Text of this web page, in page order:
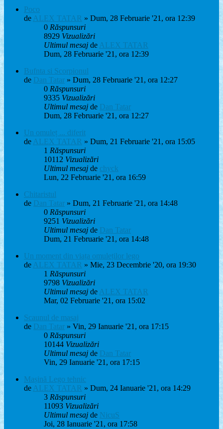
Poco
de ALEX TATAR » Dum, 28 Februarie '21, ora 12:39
0 Răspunsuri
8929 Vizualizări
Ultimul mesaj de ALEX TATAR
Dum, 28 Februarie '21, ora 12:39
Bufnta si Scorpionul
de Dan Tatar » Dum, 28 Februarie '21, ora 12:27
0 Răspunsuri
9335 Vizualizări
Ultimul mesaj de Dan Tatar
Dum, 28 Februarie '21, ora 12:27
Un omuleț ... diferit
de ALEX TATAR » Dum, 21 Februarie '21, ora 15:05
1 Răspunsuri
10112 Vizualizări
Ultimul mesaj de chyck
Lun, 22 Februarie '21, ora 16:59
Chitaristul
de Dan Tatar » Dum, 21 Februarie '21, ora 14:48
0 Răspunsuri
9251 Vizualizări
Ultimul mesaj de Dan Tatar
Dum, 21 Februarie '21, ora 14:48
Un moment din viața omuleților lego
de ALEX TATAR » Mie, 23 Decembrie '20, ora 19:30
1 Răspunsuri
9798 Vizualizări
Ultimul mesaj de ALEX TATAR
Mar, 02 Februarie '21, ora 15:02
Scaunul de masaj
de Dan Tatar » Vin, 29 Ianuarie '21, ora 17:15
0 Răspunsuri
10144 Vizualizări
Ultimul mesaj de Dan Tatar
Vin, 29 Ianuarie '21, ora 17:15
Mașină Lego tehnic
de ALEX TATAR » Dum, 24 Ianuarie '21, ora 14:29
3 Răspunsuri
11093 Vizualizări
Ultimul mesaj de NicuS
Joi, 28 Ianuarie '21, ora 17:58